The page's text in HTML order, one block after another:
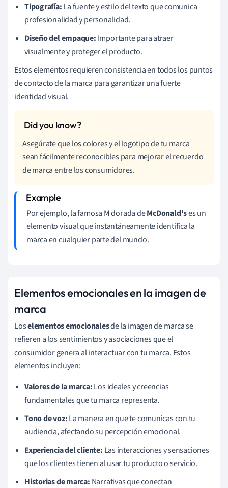
Tipografía:La fuente y estilo del texto que comunica
profesionalidad y personalidad.
Diseño del empaque: Importante para atraer
visualmente y proteger el producto.
Estos elementos requieren consistencia en todos los puntos
de contacto de la marca para garantizar una fuerte
identidad visual.
Asegúrate que los colores y el logotipo de tu marca
sean fácilmente reconocibles para mejorar el recuerdo
de marca entre los consumidores.
Por ejemplo, la famosa M dorada deMcDonald'ses un
elemento visual que instantáneamente identifica la
marca en cualquier parte del mundo.
Elementos emocionales en la imagen de
marca
Loselementos emocionalesde la imagen de marca se
refieren a los sentimientos y asociaciones que el
consumidor genera al interactuar con tu marca. Estos
elementos incluyen:
Valores de la marca:Los ideales y creencias
fundamentales que tu marca representa.
Tono de voz:La manera en que te comunicas con tu
audiencia, afectando su percepción emocional.
Experiencia del cliente: Las interacciones y sensaciones
que los clientes tienen al usar tu producto o servicio.
Historias de marca: Narrativas que conectan